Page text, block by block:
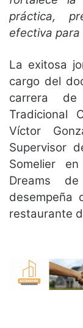
práctica,
efectiva para
La exitosa
cargo del
carrera de
Tradicional
Víctor
Supervisor
Somelier
Dreams
desempeña
restaurante